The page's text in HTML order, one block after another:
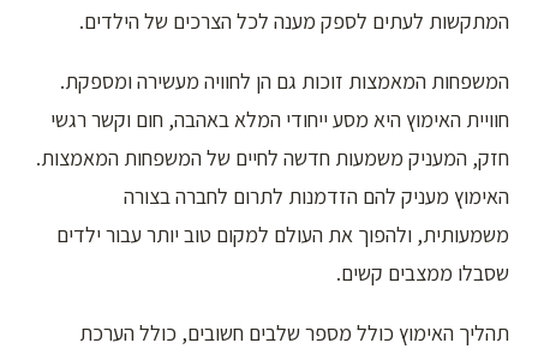
המתקשות לעתים לספק מענה לכל הצרכים של הילדים.
המשפחות המאמצות זוכות גם הן לחוויה מעשירה ומספקת.
חוויית האימוץ היא מסע ייחודי המלא באהבה, חום וקשר רגשי
חזק, המעניק משמעות חדשה לחיים של המשפחות המאמצות.
האימוץ מעניק להם הזדמנות לתרום לחברה בצורה
משמעותית, ולהפוך את העולם למקום טוב יותר עבור ילדים
שסבלו ממצבים קשים.
תהליך האימוץ כולל מספר שלבים חשובים, כולל הערכת